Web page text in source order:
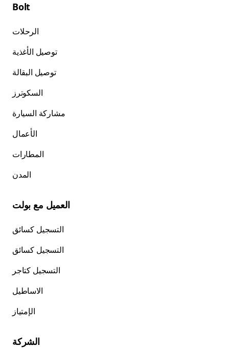
Bolt
الرحلات
توصيل الأغذية
توصيل البقالة
السكوترز
مشاركة السيارة
الأعمال
المطارات
المدن
العميل مع بولت
التسجيل كسائق
التسجيل كسائق
التسجيل كتاجر
الاساطيل
الإمتياز
الشركة